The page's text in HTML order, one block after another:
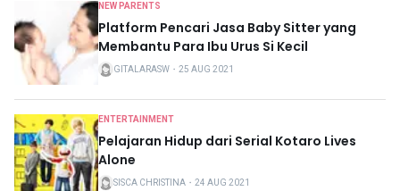
NEW PARENTS
Platform Pencari Jasa Baby Sitter yang
Membantu Para Ibu Urus Si Kecil
GITALARASW ・ 25 AUG 2021
ENTERTAINMENT
Pelajaran Hidup dari Serial Kotaro Lives
Alone
SISCA CHRISTINA ・ 24 AUG 2021